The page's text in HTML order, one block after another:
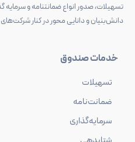
تسهیلات، صدور انواع ضمانتنامه و سرمایه
دانش‌بنیان و دانایی محور در کنار
خدمات صندوق
تسهیلات
ضمانت‌نامه
سرمایه‌گذاری